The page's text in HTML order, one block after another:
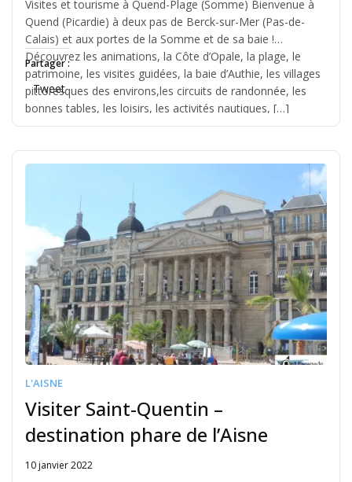
Jérémie
Visites et tourisme à Quend-Plage (Somme) Bienvenue à
Quend (Picardie) à deux pas de Berck-sur-Mer (Pas-de-
Calais) et aux portes de la Somme et de sa baie !
Découvrez les animations, la Côte d’Opale, la plage, le
patrimoine, les visites guidées, la baie d’Authie, les villages
pittoresques des environs,les circuits de randonnée, les
bonnes tables, les loisirs, les activités nautiques, […]
Partager :
Tweet
L'AISNE
Visiter Saint-Quentin –
destination phare de l’Aisne
Written
10 janvier 2022